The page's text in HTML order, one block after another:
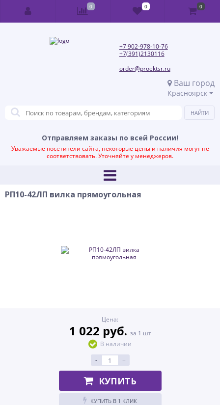
+7 902-978-10-76
+7(391)2130116
order@proektsr.ru
Ваш город
Красноярск
Отправляем заказы по всей России!
Уважаемые посетители сайта, некоторые цены и наличия могут не
соответствовать. Уточняйте у менеджеров.
РП10-42ЛП вилка прямоугольная
Цена:
1 022 руб. за 1 шт
В наличии
-
+
КУПИТЬ
КУПИТЬ В 1 КЛИК
0 0 0